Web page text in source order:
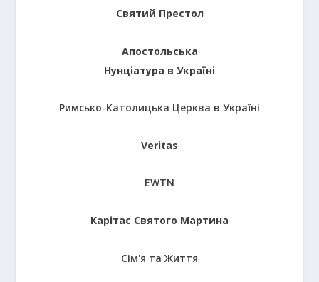
Святий Престол
Апостольська
Нунціатура в Україні
Римсько-Католицька Церква в Україні
Veritas
EWTN
Карітас Святого Мартина
Сім'я та Життя